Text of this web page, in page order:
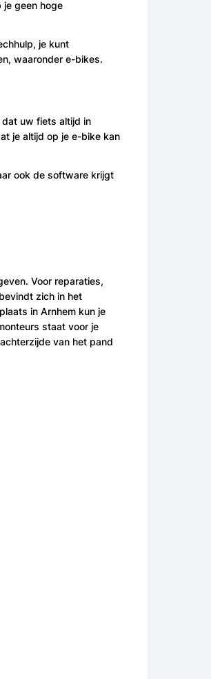
je geen hoge
je kunt
waaronder e-bikes.
uw fiets altijd in
je altijd op je e-bike kan
ook de software krijgt
Voor reparaties,
zich in het
in Arnhem kun je
staat voor je
van het pand